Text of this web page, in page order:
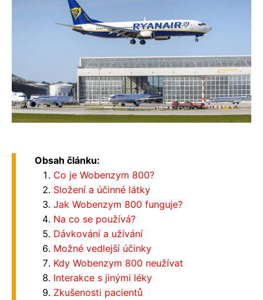
Obsah článku:
Co je Wobenzym 800?
Složení a účinné látky
Jak Wobenzym 800 funguje?
Na co se používá?
Dávkování a užívání
Možné vedlejší účinky
Kdy Wobenzym 800 neužívat
Interakce s jinými léky
Zkušenosti pacientů